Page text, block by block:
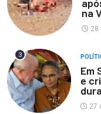
na
28
3
Em
e
27